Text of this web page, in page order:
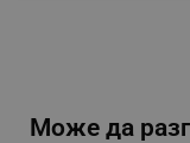
Може да